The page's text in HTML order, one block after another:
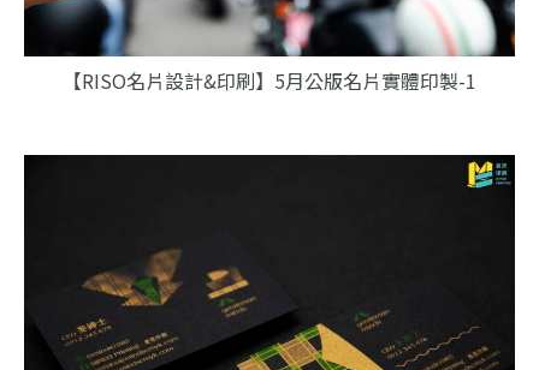
【RISO名片設計&印刷】5月公版名片實體印製-1